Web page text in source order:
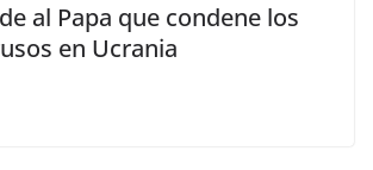
al Papa que condene los
en Ucrania